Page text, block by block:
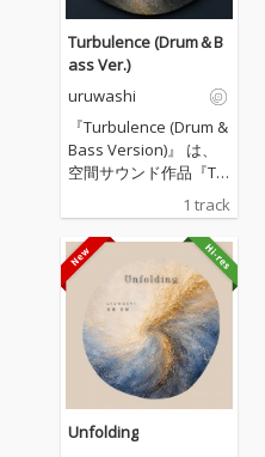
Turbulence (Drum＆B
ass Ver.)
uruwashi
『Turbulence (Drum &
Bass Version)』 は、
空間サウンド作品『Tu
に、Drum & Bassの疾
走感と立体的な音響構
造を融合させたリコン
ポーズ作品です。 激し
く移り変わるビートの
中に、揺らぎや余白、
倍音を織り込み、単な
るダンスミュージック
ではなく、身体と空間
が共鳴する新たなリス
ニング体験を目指しま
1 track
Unfolding